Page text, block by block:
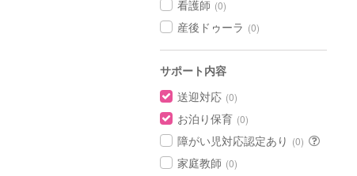
看護師 (0)
産後ドゥーラ (0)
サポート内容
送迎対応 (0)
お泊り保育 (0)
障がい児対応認定あり (0)
家庭教師 (0)